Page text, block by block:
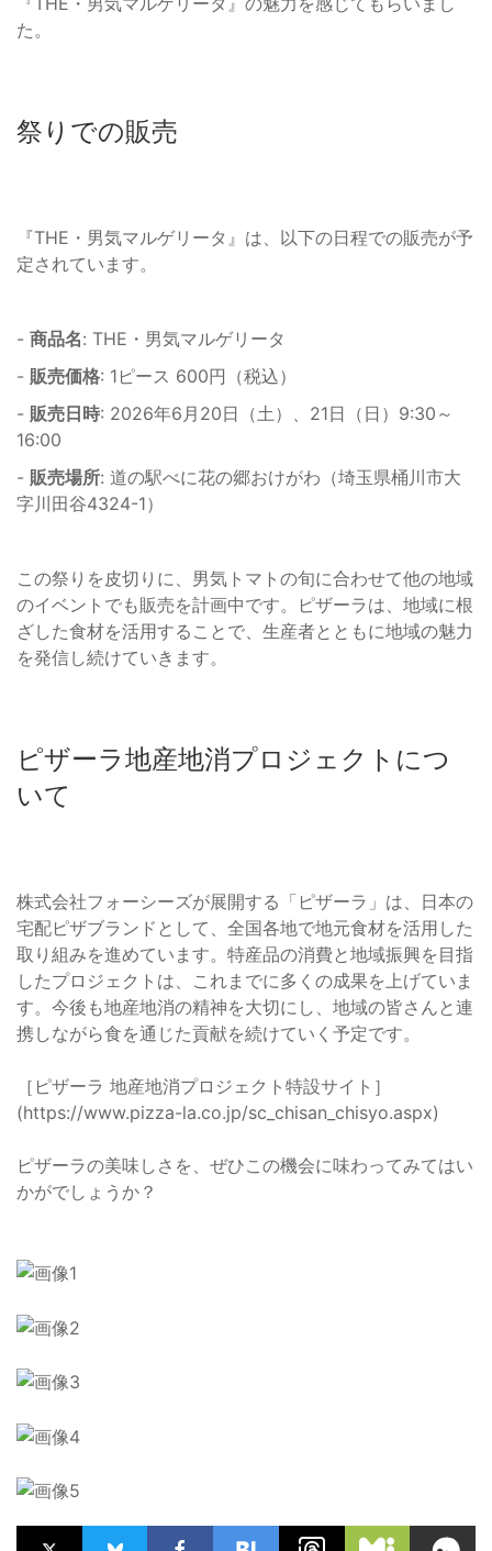
た。
祭りでの販売
『THE・男気マルゲリータ』は、以下の日程での販売が予
定されています。
- 商品名: THE・男気マルゲリータ
- 販売価格: 1ピース 600円（税込）
- 販売日時: 2026年6月20日（土）、21日（日）9:30～
16:00
- 販売場所: 道の駅べに花の郷おけがわ（埼玉県桶川市大
字川田谷4324-1）
この祭りを皮切りに、男気トマトの旬に合わせて他の地域
のイベントでも販売を計画中です。ピザーラは、地域に根
ざした食材を活用することで、生産者とともに地域の魅力
を発信し続けていきます。
ピザーラ地産地消プロジェクトにつ
いて
株式会社フォーシーズが展開する「ピザーラ」は、日本の
宅配ピザブランドとして、全国各地で地元食材を活用した
取り組みを進めています。特産品の消費と地域振興を目指
したプロジェクトは、これまでに多くの成果を上げていま
す。今後も地産地消の精神を大切にし、地域の皆さんと連
携しながら食を通じた貢献を続けていく予定です。
［ピザーラ 地産地消プロジェクト特設サイト］
(https://www.pizza-la.co.jp/sc_chisan_chisyo.aspx)
ピザーラの美味しさを、ぜひこの機会に味わってみてはい
かがでしょうか？